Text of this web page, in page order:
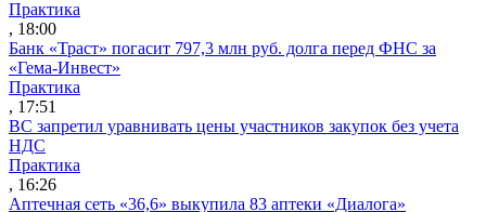
Практика
, 18:00
Банк «Траст» погасит 797,3 млн руб. долга перед ФНС за
«Гема-Инвест»
Практика
, 17:51
ВС запретил уравнивать цены участников закупок без учета
НДС
Практика
, 16:26
Аптечная сеть «36,6» выкупила 83 аптеки «Диалога»